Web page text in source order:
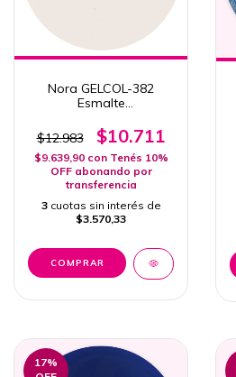
Nora GELCOL-382
Esmalte
Mask 15ml Col. Casa de
Muñecas
$12.983 $10.711
$9.639,90 con Tenés 10%
OFF abonando por
transferencia
3 cuotas sin interés de
$3.570,33
17%